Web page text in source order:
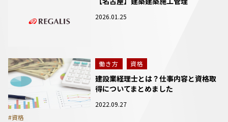
2026.01.25
働き方 資格
建設業経理士とは？仕事内容と資格取
得についてまとめました
2022.09.27
#資格